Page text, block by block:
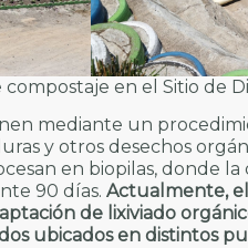
en el Sitio de
mediante un
y otros desechos
en biopilas, donde la
90 días. Actualmente,
de lixiviado
ubicados en distintos